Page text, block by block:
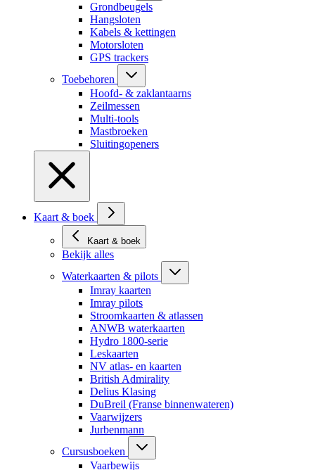
Grondbeugels
Hangsloten
Kabels & kettingen
Motorsloten
GPS trackers
Toebehoren
Hoofd- & zaklantaarns
Zeilmessen
Multi-tools
Mastbroeken
Sluitingopeners
Kaart & boek
Kaart & boek
Bekijk alles
Waterkaarten & pilots
Imray kaarten
Imray pilots
Stroomkaarten & atlassen
ANWB waterkaarten
Hydro 1800-serie
Leskaarten
NV atlas- en kaarten
British Admirality
Delius Klasing
DuBreil (Franse binnenwateren)
Vaarwijzers
Jurbenmann
Cursusboeken
Vaarbewijs